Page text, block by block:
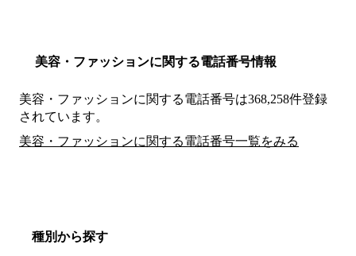
美容・ファッションに関する電話番号情報
美容・ファッションに関する電話番号は368,258件登録
されています。
美容・ファッションに関する電話番号一覧をみる
種別から探す